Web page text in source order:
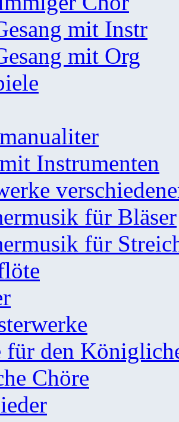
mit Instr
mit Org
Instrumenten
für Bläser
für
für den
Chöre